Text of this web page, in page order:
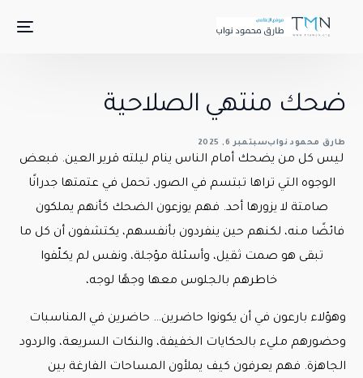
ضحك منتهي الصلاحية
طارق محمود نوابسبتمبر 6, 2025
ليس كل من يضحك أمام الناس ينام ليلته قرير العين. فبعض
الوجوه التي تراها تبتسم في الصور، تحمل في عتمتها جدرانًا
صامتة لا يزورها أحد. فهم يوزعون الضحك كأنهم يملكون
فائضًا منه، لكنهم حين ينفردون بأنفسهم، يكتشفون أن كل ما
تبقى هو صمت ثقيل، وأسئلة مؤجلة، ونفس لم يكلّفوا
خاطرهم بالجلوس معها وجهًا لوجه،
وهؤلاء بارعون في أن يكونوا حاضرين… حاضرين في المناسبات
وحضورهم مليء بالحكايات الخفيفة، والنكات السريعة، والردود
الجاهزة. فهم يعرفون كيف يملأون المساحات الفارغة بين